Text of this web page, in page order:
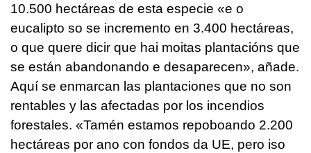
10.500 hectáreas de esta especie «e o
eucalipto so se incremento en 3.400 hectáreas,
o que quere dicir que hai moitas plantacións que
se están abandonando e desaparecen», añade.
Aquí se enmarcan las plantaciones que no son
rentables y las afectadas por los incendios
forestales. «Tamén estamos repoboando 2.200
hectáreas por ano con fondos da UE, pero iso